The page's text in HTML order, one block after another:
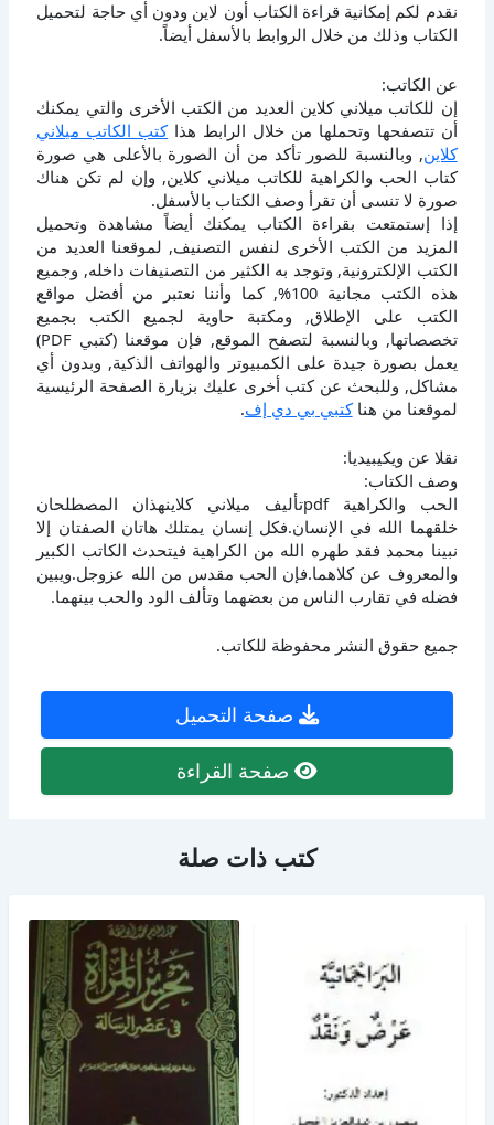
نقدم لكم إمكانية قراءة الكتاب أون لاين ودون أي حاجة لتحميل
الكتاب وذلك من خلال الروابط بالأسفل أيضاً.
عن الكاتب:
إن للكاتب ميلاني كلاين العديد من الكتب الأخرى والتي يمكنك
أن تتصفحها وتحملها من خلال الرابط هذاكتب الكاتب ميلاني
كلاين, وبالنسبة للصور تأكد من أن الصورة بالأعلى هي صورة
كتاب الحب والكراهية للكاتب ميلاني كلاين, وإن لم تكن هناك
صورة لا تنسى أن تقرأ وصف الكتاب بالأسفل.
إذا إستمتعت بقراءة الكتاب يمكنك أيضاً مشاهدة وتحميل
المزيد من الكتب الأخرى لنفس التصنيف, لموقعنا العديد من
الكتب الإلكترونية, وتوجد به الكثير من التصنيفات داخله, وجميع
هذه الكتب مجانية 100%, كما وأننا نعتبر من أفضل مواقع
الكتب على الإطلاق, ومكتبة حاوية لجميع الكتب بجميع
تخصصاتها, وبالنسبة لتصفح الموقع, فإن موقعنا (كتبي PDF)
يعمل بصورة جيدة على الكمبيوتر والهواتف الذكية, وبدون أي
مشاكل, وللبحث عن كتب أخرى عليك بزيارة الصفحة الرئيسية
لموقعنا من هناكتبي بي دي إف.
نقلا عن ويكيبيديا:
وصف الكتاب:
الحب والكراهية pdfتأليف ميلاني كلاينهذان المصطلحان
خلقهما الله في الإنسان.فكل إنسان يمتلك هاتان الصفتان إلا
نبينا محمد فقد طهره الله من الكراهية فيتحدث الكاتب الكبير
والمعروف عن كلاهما.فإن الحب مقدس من الله عزوجل.ويبين
فضله في تقارب الناس من بعضهما وتألف الود والحب بينهما.
جميع حقوق النشر محفوظة للكاتب.
صفحة التحميل
صفحة القراءة
كتب ذات صلة